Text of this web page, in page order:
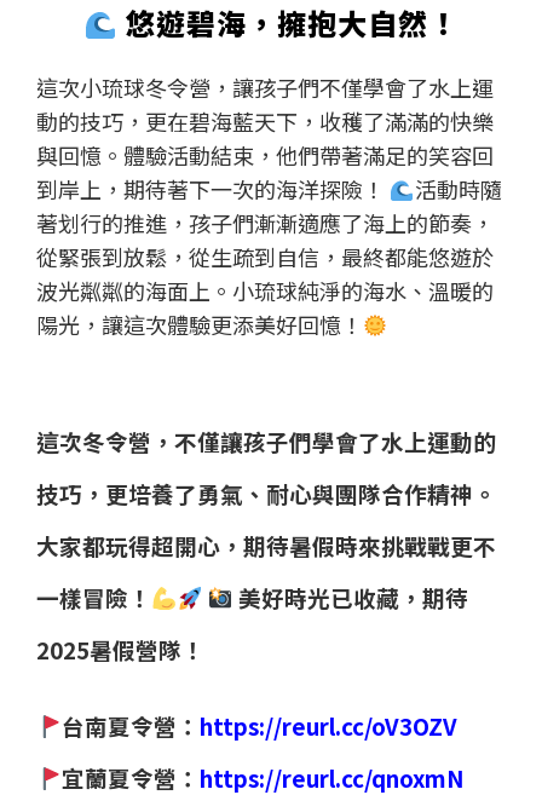
悠遊碧海，擁抱大自然！
這次小琉球冬令營，讓孩子們不僅學會了水上運
動的技巧，更在碧海藍天下，收穫了滿滿的快樂
與回憶。體驗活動結束，他們帶著滿足的笑容回
到岸上，期待著下一次的海洋探險！
活動時隨
著划行的推進，孩子們漸漸適應了海上的節奏，
從緊張到放鬆，從生疏到自信，最終都能悠遊於
波光粼粼的海面上。小琉球純淨的海水、溫暖的
陽光，讓這次體驗更添美好回憶！
這次冬令營，不僅讓孩子們學會了水上運動的
技巧，更培養了勇氣、耐心與團隊合作精神。
大家都玩得超開心，期待暑假時來挑戰戰更不
一樣冒險！
美好時光已收藏，期待
2025暑假營隊！
台南夏令營： https://reurl.cc/oV3OZV
宜蘭夏令營： https://reurl.cc/qnoxmN